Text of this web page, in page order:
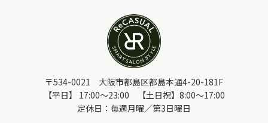
〒534-0021 大阪市都島区都島本通4-20-181F
【平日】 17:00～23:00 【土日祝】8:00～17:00
定休日：毎週月曜／第3日曜日